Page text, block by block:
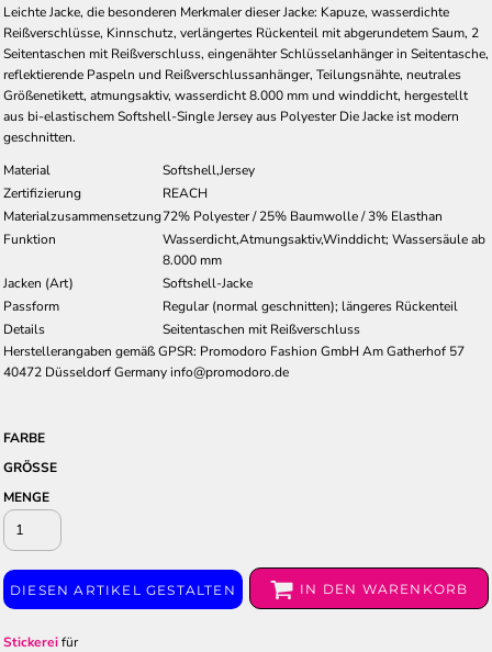
Leichte Jacke, die besonderen Merkmaler dieser Jacke: Kapuze, wasserdichte
Reißverschlüsse, Kinnschutz, verlängertes Rückenteil mit abgerundetem Saum, 2
Seitentaschen mit Reißverschluss, eingenähter Schlüsselanhänger in Seitentasche,
reflektierende Paspeln und Reißverschlussanhänger, Teilungsnähte, neutrales
Größenetikett, atmungsaktiv, wasserdicht 8.000 mm und winddicht, hergestellt
aus bi-elastischem Softshell-Single Jersey aus Polyester Die Jacke ist modern
geschnitten.
Material
Softshell,Jersey
Zertifizierung
REACH
Materialzusammensetzung72% Polyester / 25% Baumwolle / 3% Elasthan
Funktion
Wasserdicht,Atmungsaktiv,Winddicht; Wassersäule ab
8.000 mm
Jacken (Art)
Softshell-Jacke
Passform
Regular (normal geschnitten); längeres Rückenteil
Details
Seitentaschen mit Reißverschluss
Herstellerangaben gemäß GPSR: Promodoro Fashion GmbH Am Gatherhof 57
40472 Düsseldorf Germany info@promodoro.de
FARBE
GRÖSSE
MENGE
DIESEN ARTIKEL GESTALTEN IN DEN WARENKORB
Stickereifür